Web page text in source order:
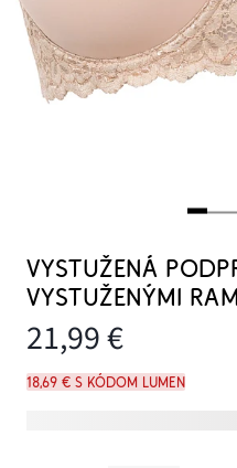
VYSTUŽENÁ
VYSTUŽENÝMI
21,99 €
18,69 € s kódom LUMEN